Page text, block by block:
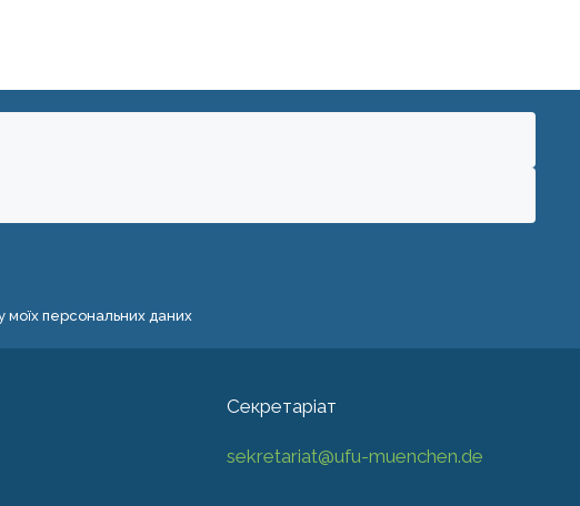
моїх персональних даних
Секретаріат
sekretariat@ufu-muenchen.de